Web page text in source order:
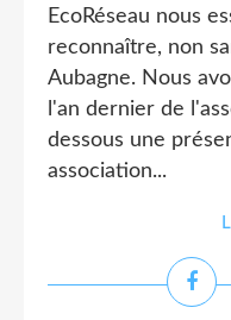
EcoRéseau nous
reconnaître, non
Aubagne. Nous
l'an dernier de
dessous une
association...